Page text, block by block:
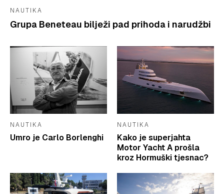
NAUTIKA
Grupa Beneteau bilježi pad prihoda i narudžbi
NAUTIKA
Umro je Carlo Borlenghi
NAUTIKA
Kako je superjahta
Motor Yacht A prošla
kroz Hormuški tjesnac?